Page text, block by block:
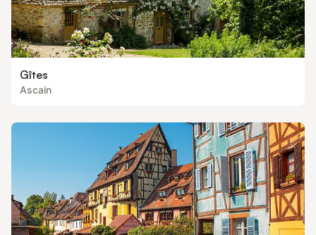
Gîtes
Ascain